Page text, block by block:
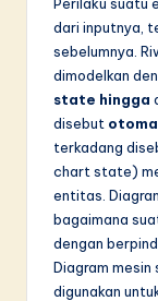
L
in
dari inputnya,
sebelumnya.
dimodelkan
state hingga
disebut
terkadang
chart state)
entitas.
bagaimana
dengan
Diagram
digunakan